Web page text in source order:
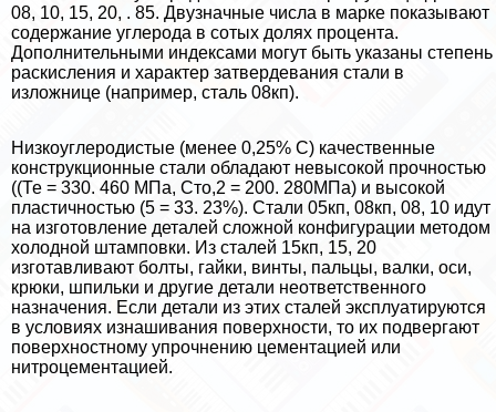
08, 10, 15, 20, . 85. Двузначные числа в марке показывают
содержание углерода в сотых долях процента.
Дополнительными индексами могут быть указаны степень
раскисления и хаpaктер затвердевания стали в
изложнице (например, сталь 08кп).
Низкоуглеродистые (менее 0,25% С) качественные
конструкционные стали обладают невысо­кой прочностью
((Те = 330. 460 МПа, Сто,2 = 200. 280МПа) и высокой
пластичностью (5 = 33. 23%). Стали 05кп, 08кп, 08, 10 идут
на изготовление деталей сложной конфигурации методом
холодной штамповки. Из сталей 15кп, 15, 20
изготавливают болты, гайки, винты, пальцы, валки, оси,
крюки, шпильки и другие детали неответственного
назначения. Если детали из этих сталей эксплуатируются
в условиях изнашивания поверхности, то их подвергают
поверхностному упрочнению цементацией или
нитроцементацией.